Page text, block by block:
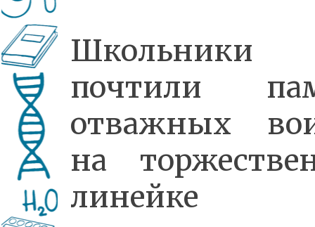
Школьники
почтили
отважных
на